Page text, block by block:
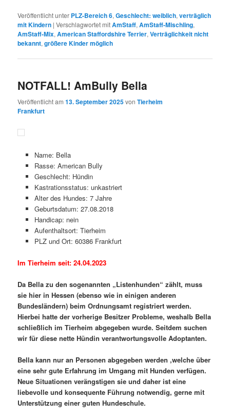
Veröffentlicht unter PLZ-Bereich 6,Geschlecht: weiblich,verträglich
mit Kindern |Verschlagwortet mitAmStaff,AmStaff-Mischling,
AmStaff-Mix,American Staffordshire Terrier,Verträglichkeit nicht
bekannt,größere Kinder möglich
NOTFALL! AmBully Bella
Veröffentlicht am13. September 2025vonTierheim
Frankfurt
Name: Bella
Rasse: American Bully
Geschlecht: Hündin
Kastrationsstatus: unkastriert
Alter des Hundes: 7 Jahre
Geburtsdatum: 27.08.2018
Handicap: nein
Aufenthaltsort: Tierheim
PLZ und Ort: 60386 Frankfurt
Im Tierheim seit: 24.04.2023
Da Bella zu den sogenannten „Listenhunden“ zählt, muss
sie hier in Hessen (ebenso wie in einigen anderen
Bundesländern) beim Ordnungsamt registriert werden.
Hierbei hatte der vorherige Besitzer Probleme, weshalb Bella
schließlich im Tierheim abgegeben wurde. Seitdem suchen
wir für diese nette Hündin verantwortungsvolle Adoptanten.
Bella kann nur an Personen abgegeben werden ,welche über
eine sehr gute Erfahrung im Umgang mit Hunden verfügen.
Neue Situationen verängstigen sie und daher ist eine
liebevolle und konsequente Führung notwendig, gerne mit
Unterstützung einer guten Hundeschule.